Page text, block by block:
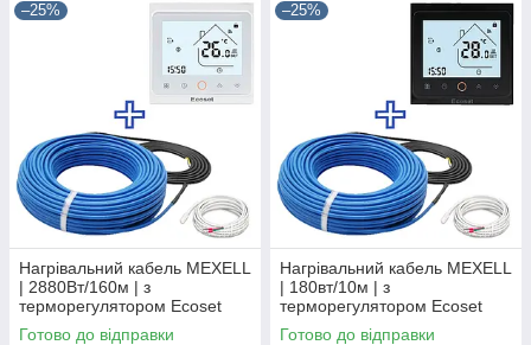
–25%
Нагрівальний кабель MEXELL
| 2880Вт/160м | з
терморегулятором Ecoset
PWT-002
Готово до відправки
–25%
Нагрівальний кабель MEXELL
| 180вт/10м | з
терморегулятором Ecoset
PWT-002
Готово до відправки